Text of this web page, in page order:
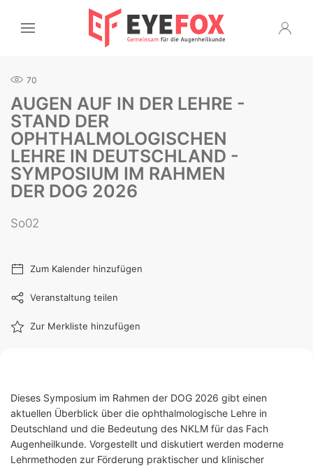
70
AUGEN AUF IN DER LEHRE -
STAND DER
OPHTHALMOLOGISCHEN
LEHRE IN DEUTSCHLAND -
SYMPOSIUM IM RAHMEN
DER DOG 2026
So02
Zum Kalender hinzufügen
Veranstaltung teilen
Zur Merkliste hinzufügen
Dieses Symposium im Rahmen der DOG 2026 gibt einen
aktuellen Überblick über die ophthalmologische Lehre in
Deutschland und die Bedeutung des NKLM für das Fach
Augenheilkunde. Vorgestellt und diskutiert werden moderne
Lehrmethoden zur Förderung praktischer und klinischer